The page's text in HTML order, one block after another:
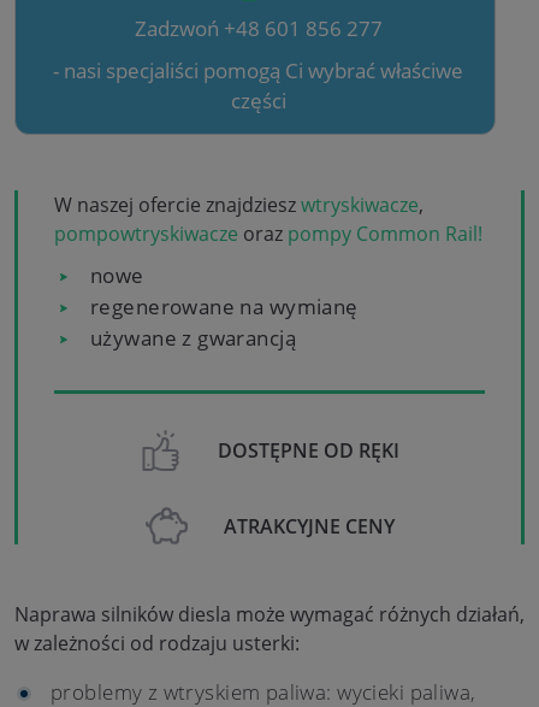
Zadzwoń +48 601 856 277
- nasi specjaliści pomogą Ci wybrać właściwe
części
W naszej ofercie znajdzieszwtryskiwacze,
pompowtryskiwacze oraz pompy Common Rail!
nowe
regenerowane na wymianę
używane z gwarancją
DOSTĘPNE OD RĘKI
ATRAKCYJNE CENY
Naprawa silników diesla może wymagać różnych działań,
w zależności od rodzaju usterki:
problemy z wtryskiem paliwa: wycieki paliwa,